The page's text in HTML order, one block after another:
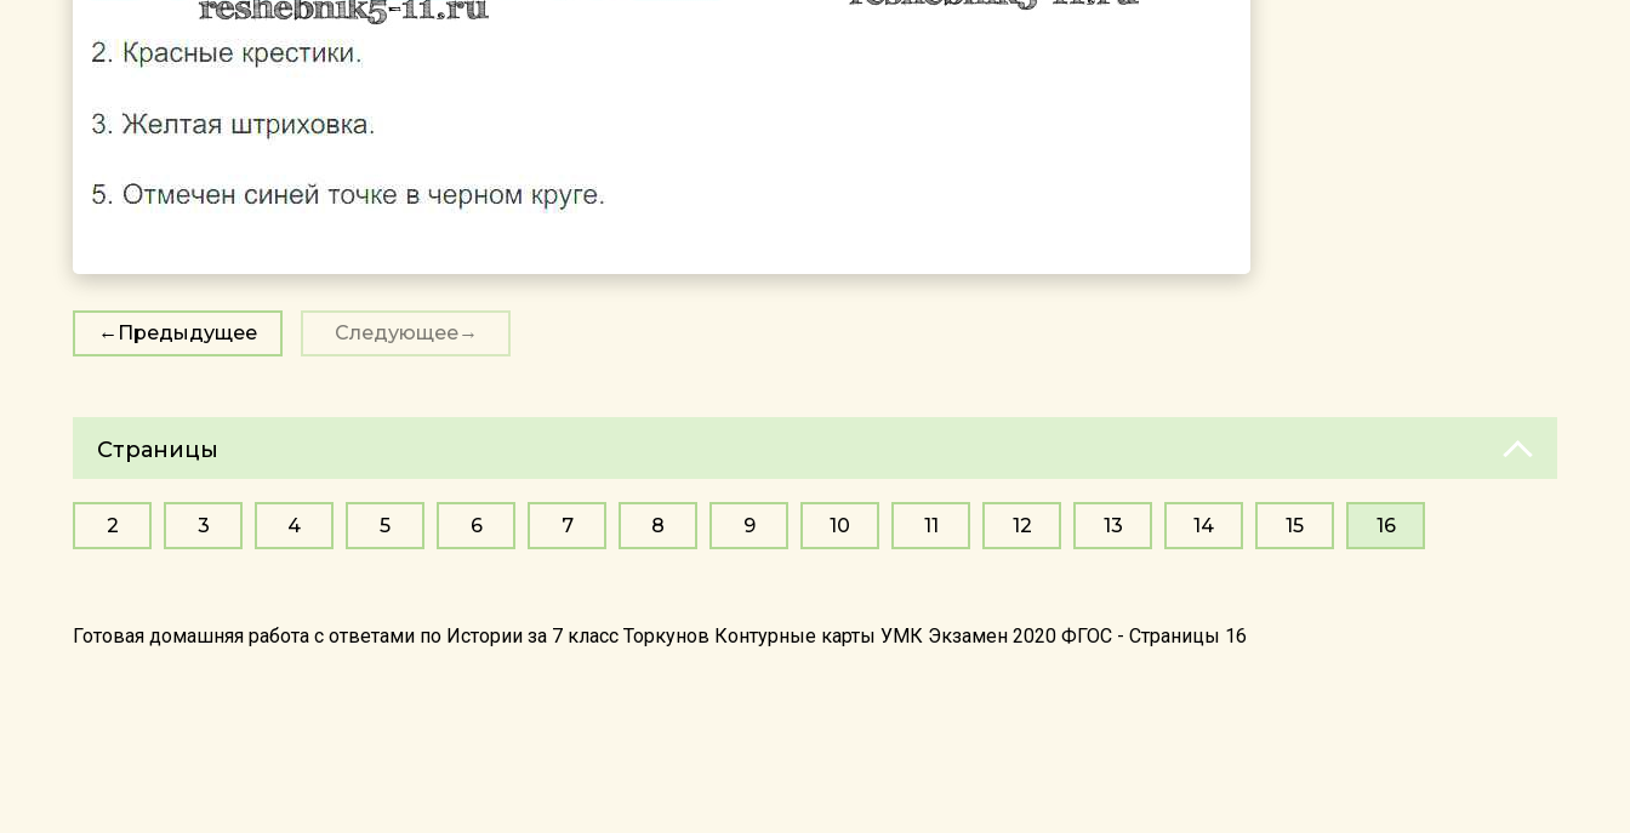
Предыдущее Следующее
Страницы
2 3 4 5 6 7 8 9 10 11 12 13 14 15 16
Готовая домашняя работа с ответами по Истории за 7 класс Торкунов Контурные карты УМК Экзамен 2020 ФГОС - Страницы 16